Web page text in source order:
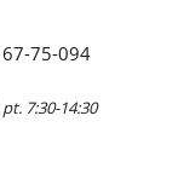
75-094
7:30-14:30